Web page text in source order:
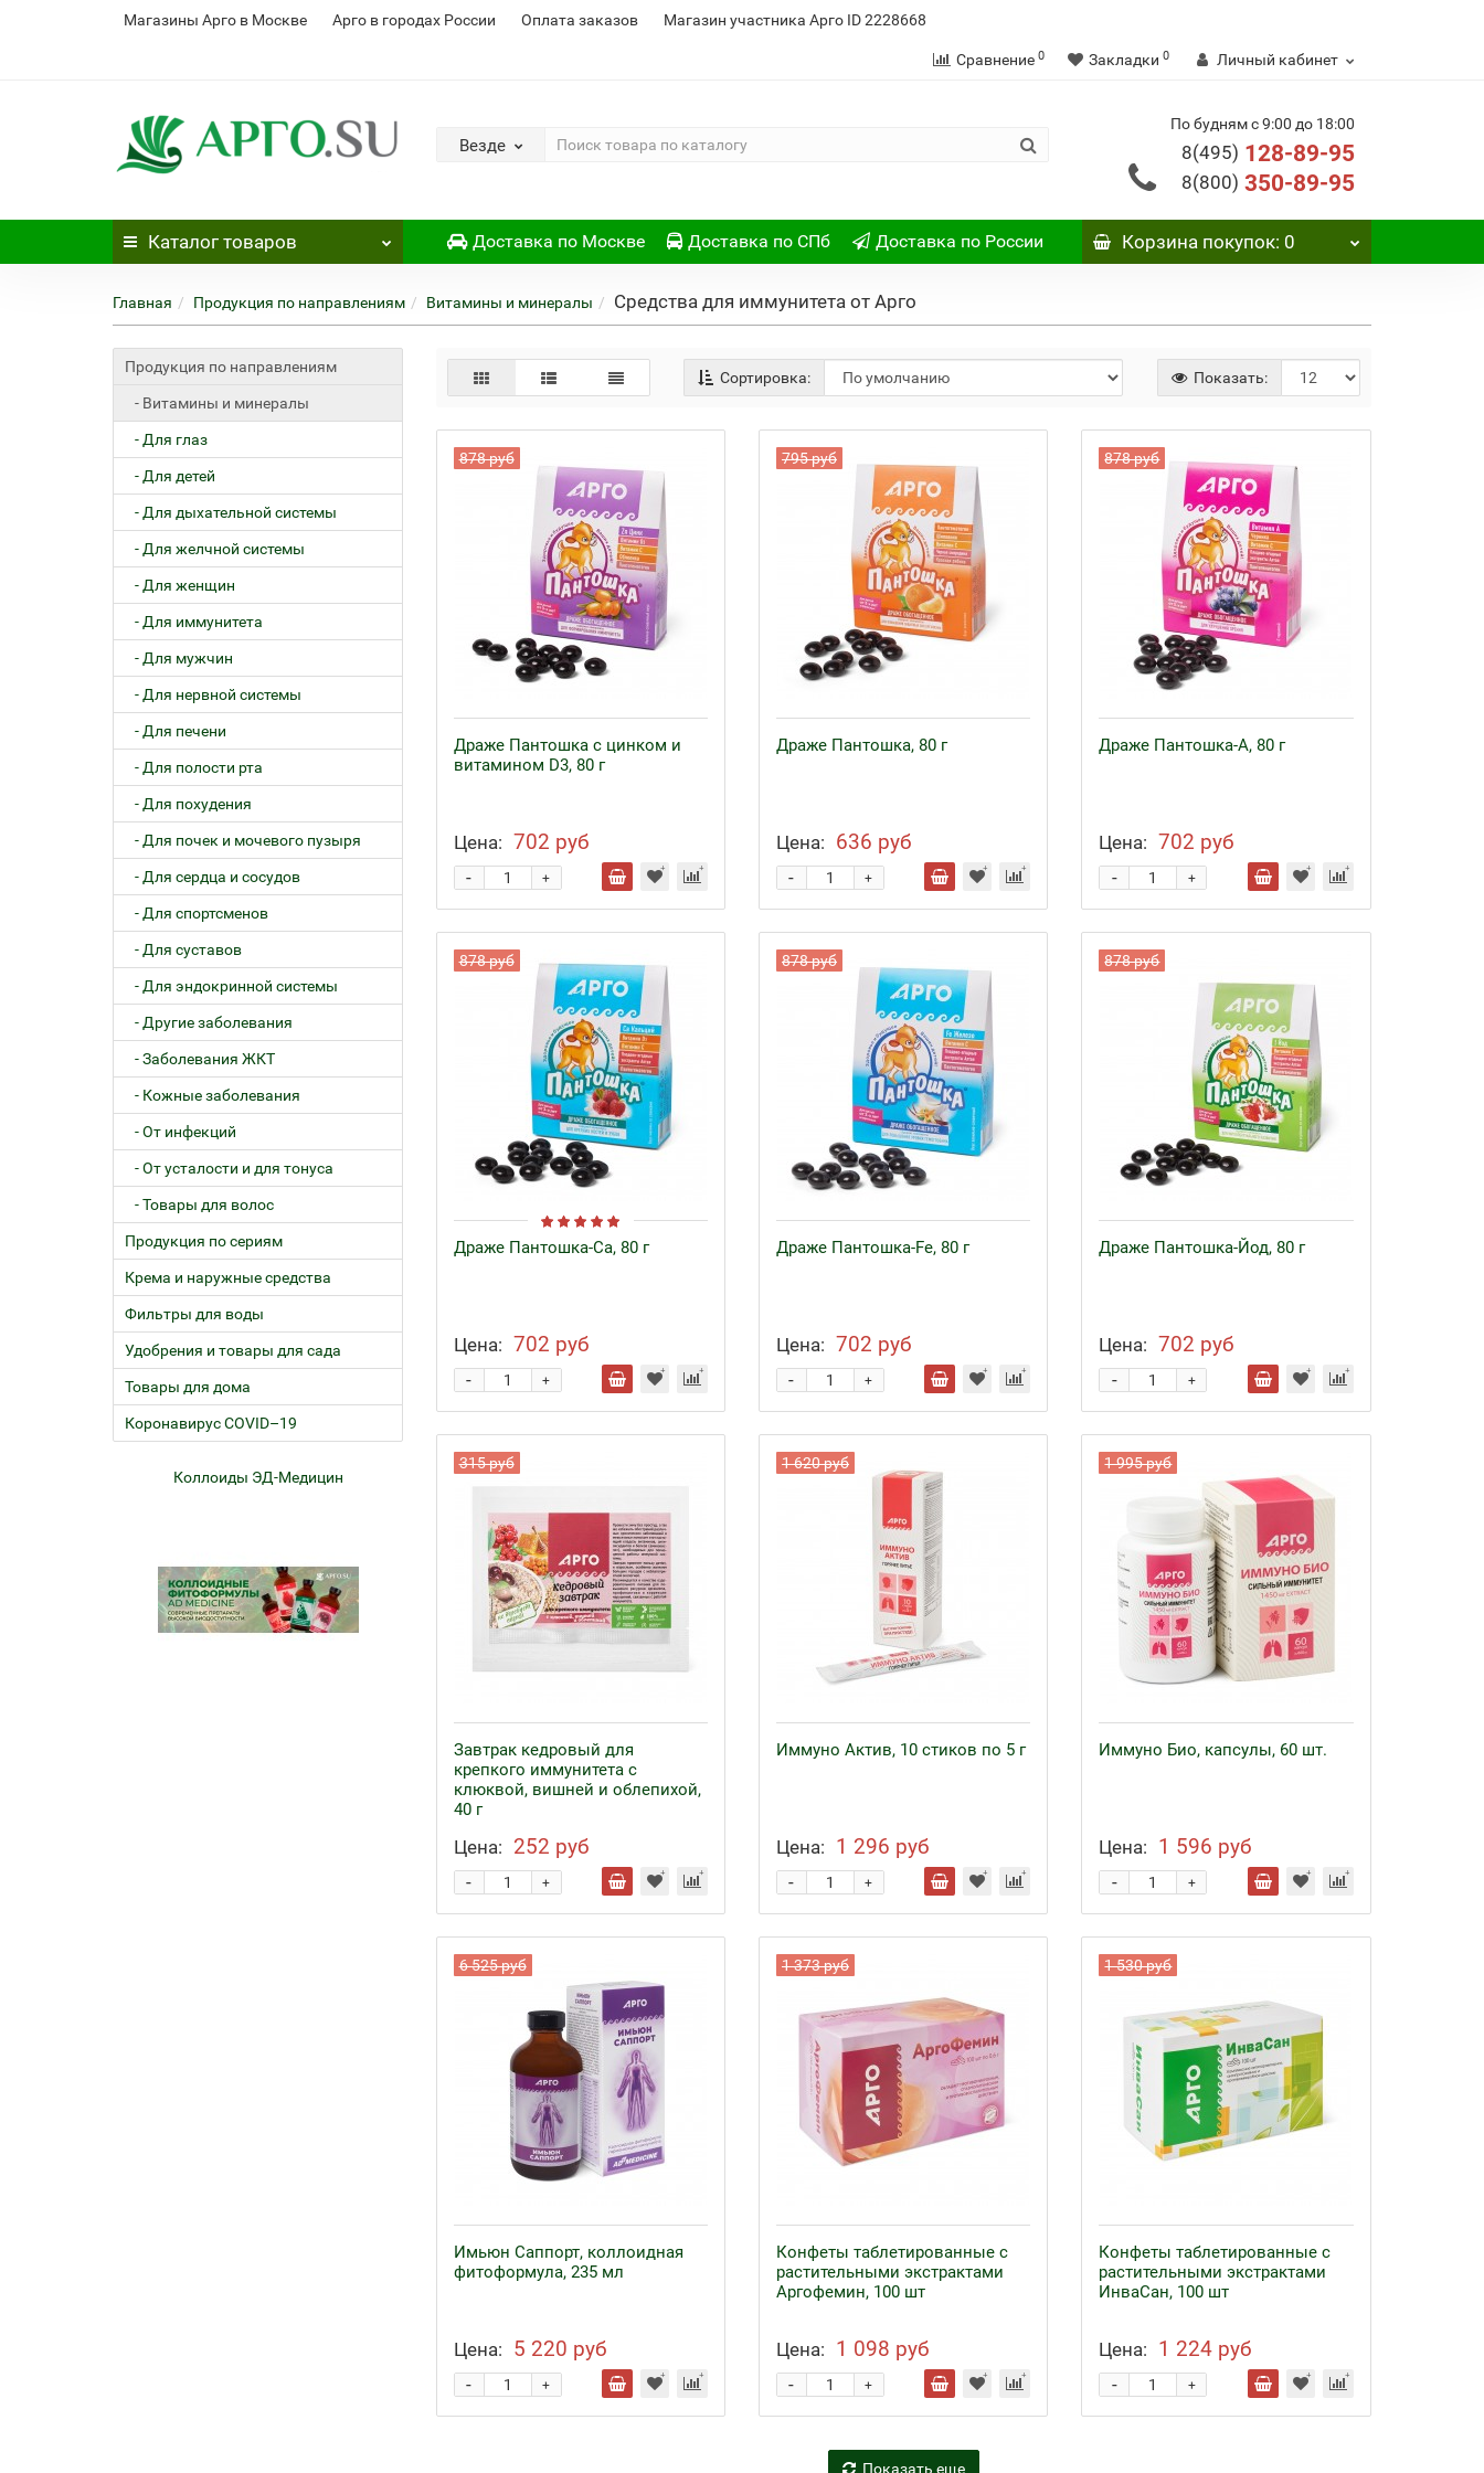
Магазины Арго в Москве Арго в городах России Оплата заказов Магазин участника Арго ID 2228668
Сравнение 0 Закладки 0 Личный кабинет
Везде
По будням с 9:00 до 18:00
8(495) 128-89-95
8(800) 350-89-95
Каталог товаров Доставка по Москве Доставка по СПб Доставка по России Корзинапокупок: 0
Главная Продукция по направлениям Витамины и минералы Средства для иммунитета от Арго
Продукция по направлениям
- Витамины и минералы
- Для глаз
- Для детей
- Для дыхательной системы
- Для желчной системы
- Для женщин
- Для иммунитета
- Для мужчин
- Для нервной системы
- Для печени
- Для полости рта
- Для похудения
- Для почек и мочевого пузыря
- Для сердца и сосудов
- Для спортсменов
- Для суставов
- Для эндокринной системы
- Другие заболевания
- Заболевания ЖКТ
- Кожные заболевания
- От инфекций
- От усталости и для тонуса
- Товары для волос
Продукция по сериям
Крема и наружные средства
Фильтры для воды
Удобрения и товары для сада
Товары для дома
Коронавирус COVID–19
Коллоиды ЭД-Медицин Железо с кофакторами Аппликаторы Ляпко Байкал ЭМ-1 и удобрения
Сортировка: Показать:
878 руб
Драже Пантошка с цинком и
витамином D3, 80 г
Цена: 702 руб
+
-
795 руб
Драже Пантошка, 80 г
Цена: 636 руб
+
-
878 руб
Драже Пантошка-A, 80 г
Цена: 702 руб
+
-
878 руб
Драже Пантошка-Ca, 80 г
Цена: 702 руб
+
-
878 руб
Драже Пантошка-Fe, 80 г
Цена: 702 руб
+
-
878 руб
Драже Пантошка-Йод, 80 г
Цена: 702 руб
+
-
315 руб
Завтрак кедровый для
крепкого иммунитета с
клюквой, вишней и облепихой,
40 г
Цена: 252 руб
+
-
1 620 руб
Иммуно Актив, 10 стиков по 5 г
Цена: 1 296 руб
+
-
1 995 руб
Иммуно Био, капсулы, 60 шт.
Цена: 1 596 руб
+
-
6 525 руб
Имьюн Саппорт, коллоидная
фитоформула, 235 мл
Цена: 5 220 руб
+
-
1 373 руб
Конфеты таблетированные с
растительными экстрактами
Аргофемин, 100 шт
Цена: 1 098 руб
+
-
1 530 руб
Конфеты таблетированные с
растительными экстрактами
ИнваСан, 100 шт
Цена: 1 224 руб
+
-
Показать еще